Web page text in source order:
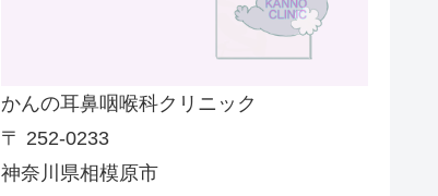
かんの耳鼻咽喉科クリニック
〒 252-0233
神奈川県相模原市